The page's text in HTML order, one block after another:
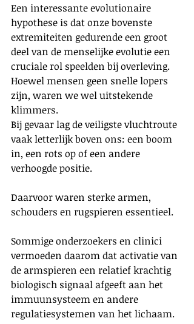
Een interessante evolutionaire
hypothese is dat onze bovenste
extremiteiten gedurende een groot
deel van de menselijke evolutie een
cruciale rol speelden bij overleving.
Hoewel mensen geen snelle lopers
zijn, waren we wel uitstekende
klimmers.
Bij gevaar lag de veiligste vluchtroute
vaak letterlijk boven ons: een boom
in, een rots op of een andere
verhoogde positie.
Daarvoor waren sterke armen,
schouders en rugspieren essentieel.
Sommige onderzoekers en clinici
vermoeden daarom dat activatie van
de armspieren een relatief krachtig
biologisch signaal afgeeft aan het
immuunsysteem en andere
regulatiesystemen van het lichaam.